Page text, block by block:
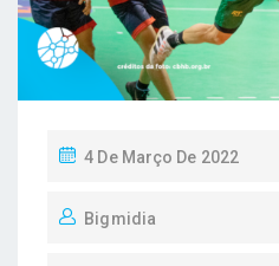
P
S
4 De Março De 2022
Bigmidia